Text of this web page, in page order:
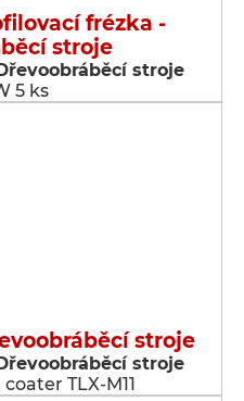
frézka -
stroje
stroje
5 ks
stroje
stroje
TLX-M11